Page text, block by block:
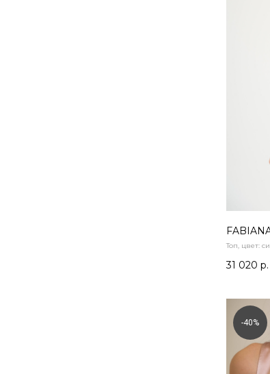
Топ, цвет:
31 020 р.
-40%